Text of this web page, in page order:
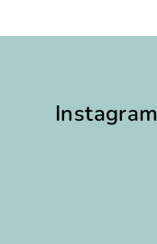
Instagram